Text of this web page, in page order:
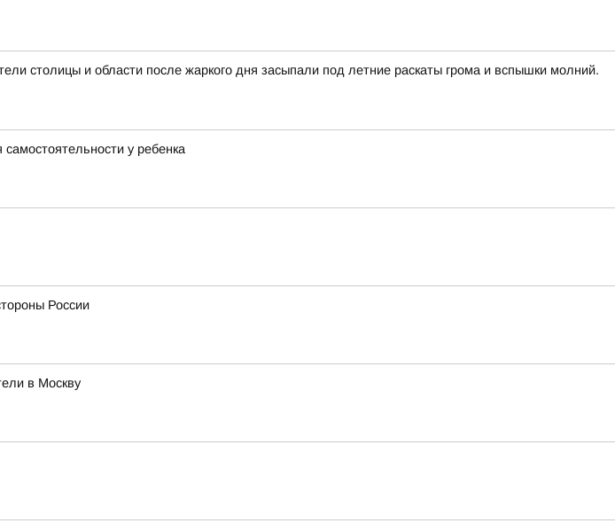
столицы и области после жаркого дня засыпали под летние раскаты грома и вспышки молний.
у ребенка
России
в Москву